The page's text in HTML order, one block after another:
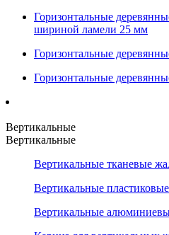
Горизонтальные
шириной ламели 25 мм
Горизонтальные
Горизонтальные
Вертикальные
Вертикальные
Вертикальные тканевые
Вертикальные
Вертикальные